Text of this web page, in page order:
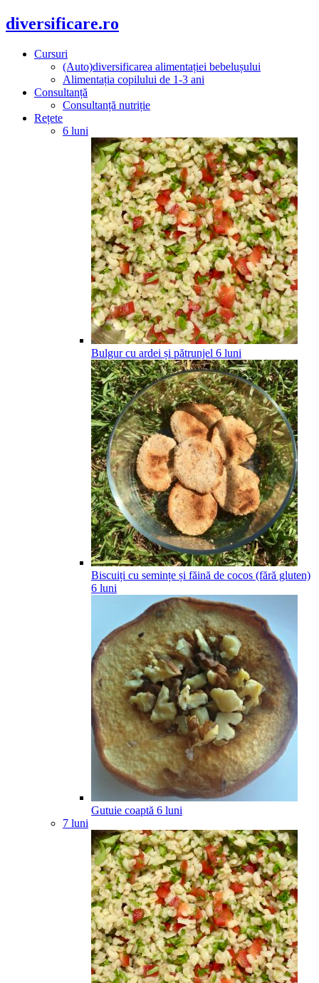
diversificare.ro
Cursuri
(Auto)diversificarea alimentației bebelușului
Alimentația copilului de 1-3 ani
Consultanță
Consultanță nutriție
Rețete
6 luni
Bulgur cu ardei și pătrunjel 6 luni
Biscuiți cu semințe și făină de cocos (fără gluten)
6 luni
Gutuie coaptă 6 luni
7 luni